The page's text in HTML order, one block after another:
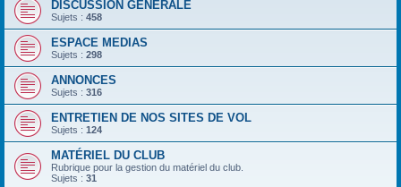
DISCUSSION GENERALE
Sujets : 458
ESPACE MEDIAS
Sujets : 298
ANNONCES
Sujets : 316
ENTRETIEN DE NOS SITES DE VOL
Sujets : 124
MATÉRIEL DU CLUB
Rubrique pour la gestion du matériel du club.
Sujets : 31